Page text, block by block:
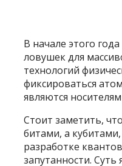
В начале этого
ловушек для
технологий
фиксироваться
являются
Стоит заметить,
битами, а
разработке
запутанности.